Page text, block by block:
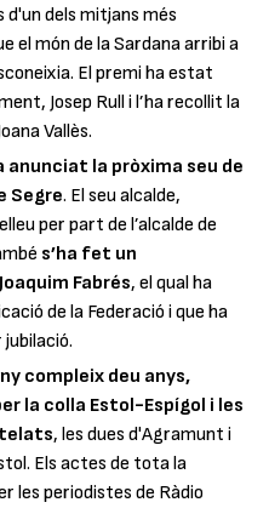
dels mitjans més
el món de la Sardana arribi a
El premi ha estat
Josep Rull i l’ha recollit la
Vallès.
anunciat la pròxima seu de
Segre. El seu alcalde,
per part de l’alcalde de
s’ha fet un
Fabrés, el qual ha
de la Federació i que ha
compleix deu anys,
la colla Estol-Espígol i les
, les dues d'Agramunt i
Els actes de tota la
les periodistes de Ràdio